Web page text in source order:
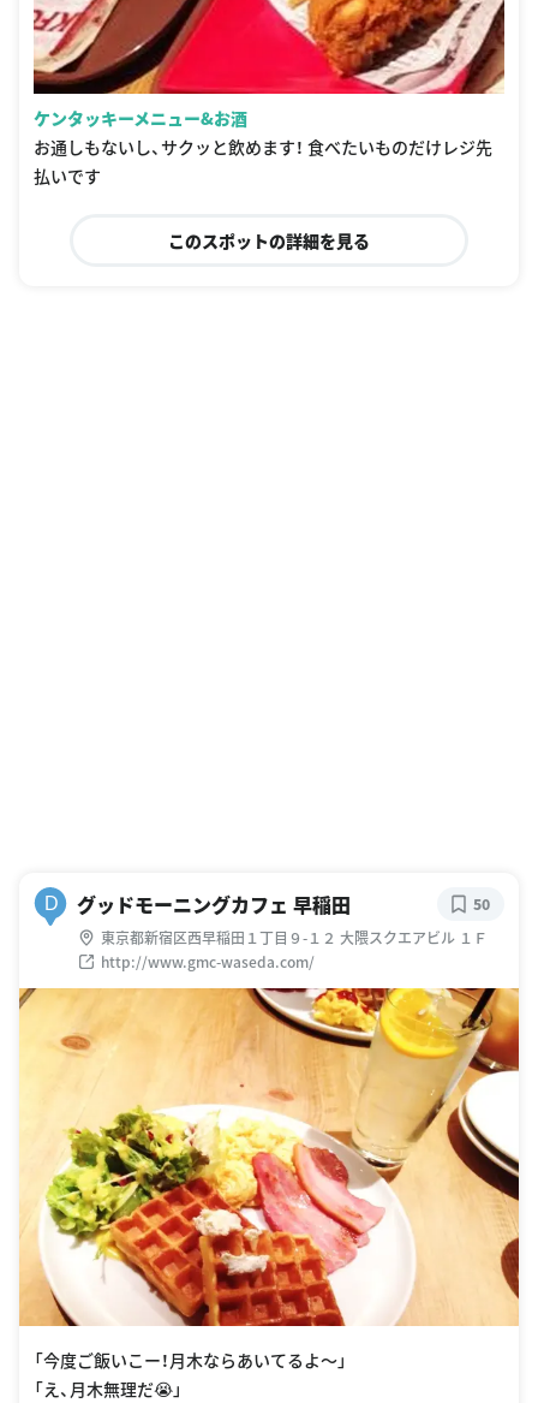
ケンタッキーメニュー&お酒
お通しもないし、サクッと飲めます！ 食べたいものだけレジ先
払いです
このスポットの詳細を見る
D グッドモーニングカフェ 早稲田
東京都新宿区西早稲田１丁目９-１２ 大隈スクエアビル １Ｆ
http://www.gmc-waseda.com/
50
「今度ご飯いこー！月木ならあいてるよ〜」
「え、月木無理だ😭」